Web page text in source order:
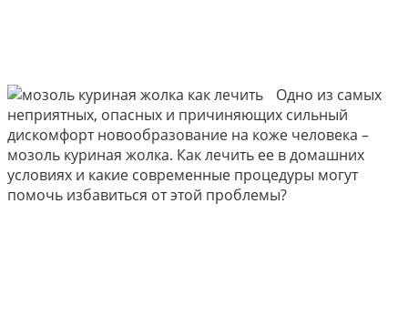
Одно из самых
неприятных, опасных и причиняющих сильный
дискомфорт новообразование на коже человека –
мозоль куриная жолка. Как лечить ее в домашних
условиях и какие современные процедуры могут
помочь избавиться от этой проблемы?